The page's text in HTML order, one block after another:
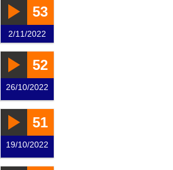
53
2/11/2022
52
26/10/2022
51
19/10/2022